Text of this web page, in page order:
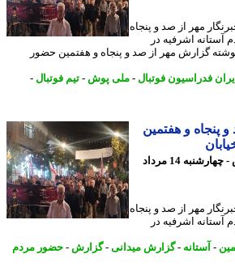
مهر از صد و پنجاه
اشرفیه در
گزارش مهر از صد و پنجاه و هفتمین حضور
فدراسیون فوتبال-ملی پوش-تیم فوتبال-
و هفتمین
5 روز پیش - چهارشنبه 14 مرداد
مهر از صد و پنجاه
اشرفیه در
آستانه-گزارش میدانی- گزارش -حضور مردم